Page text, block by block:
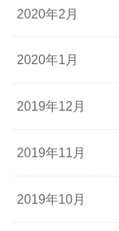
2020年2月
2020年1月
2019年12月
2019年11月
2019年10月